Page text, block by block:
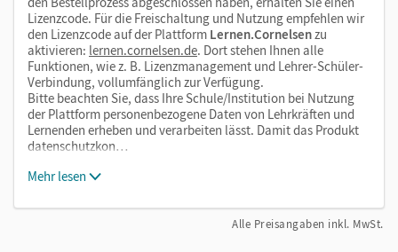
Lizenzcode. Für die Freischaltung und Nutzung empfehlen wir
den Lizenzcode auf der Plattform Lernen.Cornelsenzu
aktivieren: lernen.cornelsen.de. Dort stehen Ihnen alle
Funktionen, wie z. B. Lizenzmanagement und Lehrer-Schüler-
Verbindung, vollumfänglich zur Verfügung.
Bitte beachten Sie, dass Ihre Schule/Institution bei Nutzung
der Plattform personenbezogene Daten von Lehrkräften und
Lernenden erheben und verarbeiten lässt. Damit das Produkt
datenschutzkon…
Mehr lesen
Alle Preisangaben inkl. MwSt.